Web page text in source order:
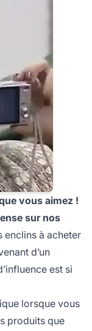
vous aimez !
sur nos
enclins à acheter
d’un
est si
lorsque vous
produits que